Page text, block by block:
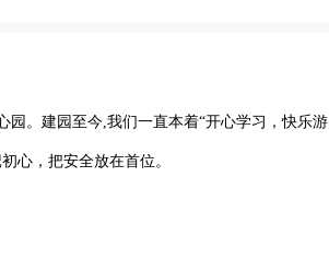
园。建园至今,我们一直本着“开心学习，快乐游
心，把安全放在首位。